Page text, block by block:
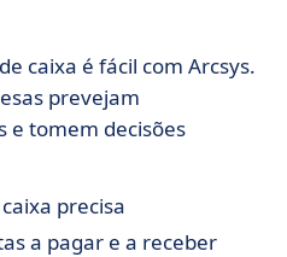
caixa é fácil com Arcsys.
prevejam
e tomem decisões
precisa
a pagar e a receber